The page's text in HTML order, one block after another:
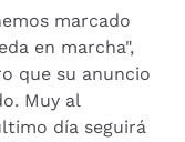
marcado
en marcha",
que su anuncio
Muy al
día seguirá